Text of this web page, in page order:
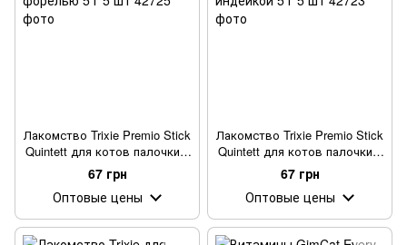
Лакомство Trixie Premio Stick
Quintett для котов палочки с
лососем и форелью 5 г 5 шт
67 грн
Оптовые цены
Лакомство Trixie Premio Stick
Quintett для котов палочки с
ягненком и индейкой 5 г 5 шт
67 грн
Оптовые цены